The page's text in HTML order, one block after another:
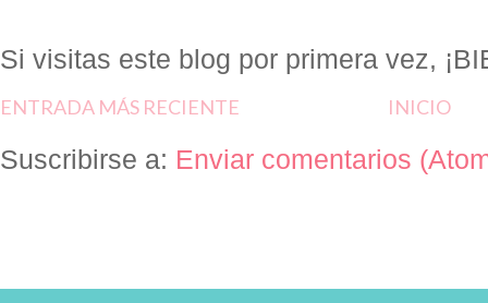
Si visitas este blog por primera vez,
ENTRADA MÁS RECIENTE INICIO
Suscribirse a: Enviar comentarios